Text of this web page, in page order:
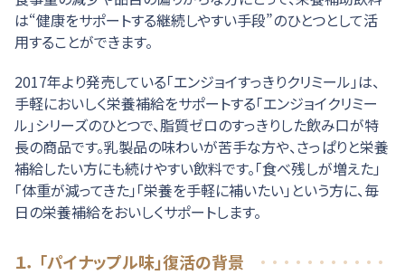
は“健康をサポートする継続しやすい手段”のひとつとして活
用することができます。
2017年より発売している「エンジョイすっきりクリミール」は、
手軽においしく栄養補給をサポートする「エンジョイクリミー
ル」シリーズのひとつで、脂質ゼロのすっきりした飲み口が特
長の商品です。乳製品の味わいが苦手な方や、さっぱりと栄養
補給したい方にも続けやすい飲料です。「食べ残しが増えた」
「体重が減ってきた」「栄養を手軽に補いたい」という方に、毎
日の栄養補給をおいしくサポートします。
１． 「パイナップル味」復活の背景